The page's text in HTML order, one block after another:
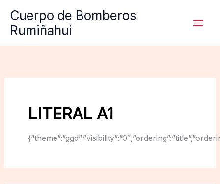
contenido
Cuerpo de Bomberos
Rumiñahui
LITERAL A1